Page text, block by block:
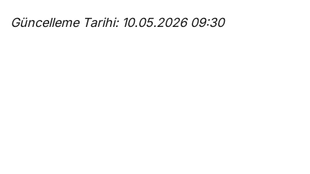
Güncelleme Tarihi: 10.05.2026 09:30